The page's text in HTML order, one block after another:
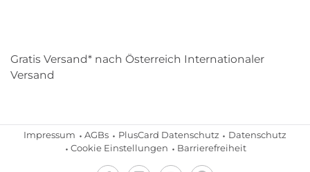
Gratis Versand* nach Österreich Internationaler
Versand
Impressum AGBs PlusCard Datenschutz
Datenschutz
Cookie Einstellungen
Barrierefreiheit